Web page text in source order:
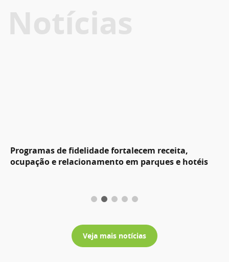
Programas de fidelidade fortalecem receita,
ocupação e relacionamento em parques e hotéis
Veja mais notícias